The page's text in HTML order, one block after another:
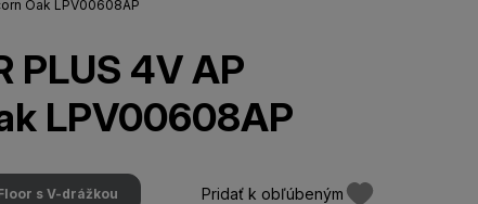
Oak LPV00608AP
PLUS 4V AP
LPV00608AP
s V-drážkou Pridať k obľúbeným